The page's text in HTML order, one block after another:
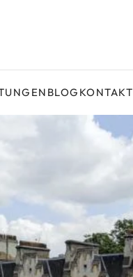
BLOG KONTAKT